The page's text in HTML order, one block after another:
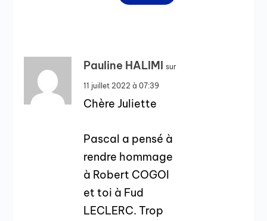
Pauline HALIMI sur
11 juillet 2022 à 07:39
Chère Juliette
Pascal a pensé à
rendre hommage
à Robert COGOI
et toi à Fud
LECLERC. Trop